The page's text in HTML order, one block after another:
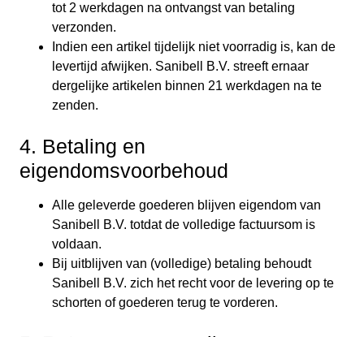
tot 2 werkdagen na ontvangst van betaling
verzonden.
Indien een artikel tijdelijk niet voorradig is, kan de
levertijd afwijken. Sanibell B.V. streeft ernaar
dergelijke artikelen binnen 21 werkdagen na te
zenden.
4. Betaling en
eigendomsvoorbehoud
Alle geleverde goederen blijven eigendom van
Sanibell B.V. totdat de volledige factuursom is
voldaan.
Bij uitblijven van (volledige) betaling behoudt
Sanibell B.V. zich het recht voor de levering op te
schorten of goederen terug te vorderen.